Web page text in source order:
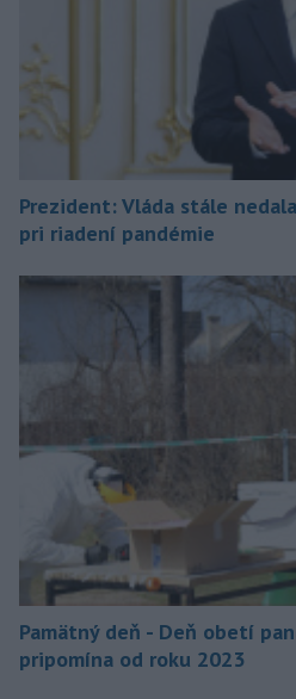
Prezident: Vláda stále
pri riadení pandémie
Pamätný deň - Deň obetí
pripomína od roku 2023